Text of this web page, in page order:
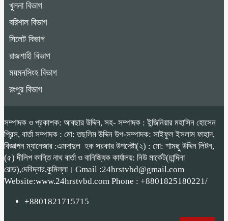
খুলনা বিভাগ
বরিশাল বিভাগ
সিলেট বিভাগ
রাজশাহী বিভাগ
ময়মনসিংহ বিভাগ
রংপুর বিভাগ
সম্পাদক ও প্রকাশক: আবছার উদ্দিন, সহ- সম্পাদক : ইন্জিনিয়ার মহাসিন হোসেন
প্রিন্স, বার্তা সম্পাদক : মো: তছলিম উদ্দিন উপ-সম্পাদক: সাইফুল ইসলাম ফাহাদ,
বিজ্ঞাপন ম্যানেজার :এমদাদুল হক সরকার উপদেষ্টা(২) : মো: শামছু উদ্দিন লিটন,
(৫) দীলিপ কান্তি নাথ বার্তা ও বানিজ্যিক কার্যালয়: নিউ মার্কেট(চান্দিনা
রোড),দেবিদ্বার,কুমিল্লা। Gmail :24hrstvbd@gmail.com
Website:www.24hrstvbd.com Phone : +8801825180221/
+8801821715715